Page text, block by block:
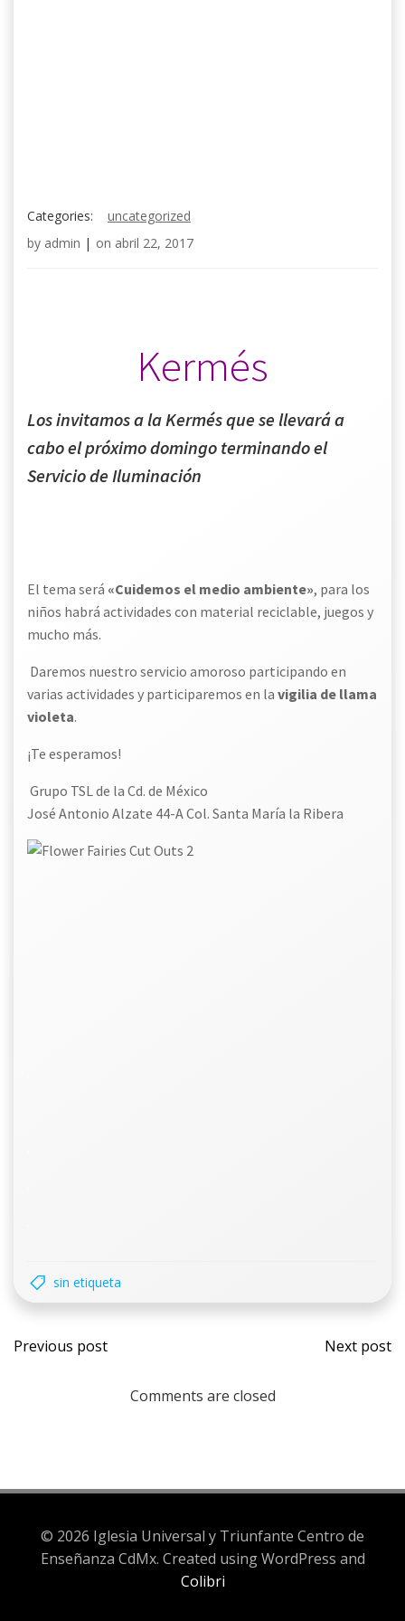
Categories:
uncategorized
by admin | on abril 22, 2017
Kermés
Los invitamos a la Kermés que se llevará a
cabo el próximo domingo terminando el
Servicio de Iluminación
El tema será «Cuidemos el medio ambiente», para los
niños habrá actividades con material reciclable, juegos y
mucho más.
Daremos nuestro servicio amoroso participando en
varias actividades y participaremos en la vigilia de llama
violeta.
¡Te esperamos!
Grupo TSL de la Cd. de México
José Antonio Alzate 44-A Col. Santa María la Ribera
sin etiqueta
Previous post Next post
Comments are closed
© 2026 Iglesia Universal y Triunfante Centro de
Enseñanza CdMx. Created using WordPress and
Colibri